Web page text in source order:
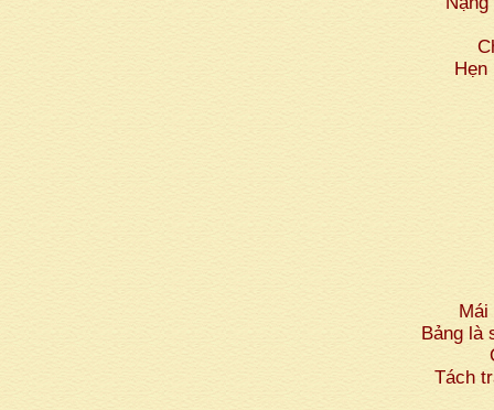
Bảng là
Tách